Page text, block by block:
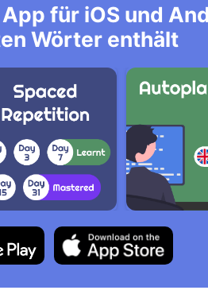
für iOS und
Wörter enthält